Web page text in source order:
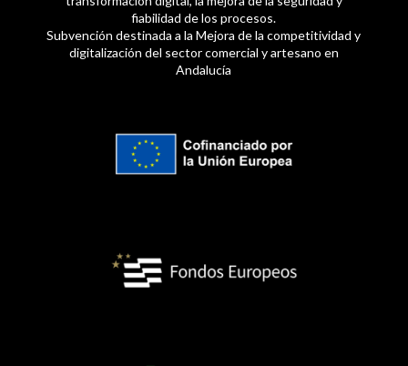
fiabilidad de los procesos.
Subvención destinada a la Mejora de la competitividad y
digitalización del sector comercial y artesano en
Andalucía